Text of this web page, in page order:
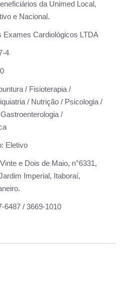
da Unimed Local,
e Nacional.
Exames Cardiológicos LTDA
4
/ Fisioterapia /
/ Nutrição / Psicologia /
/
Eletivo
e Dois de Maio, n°6331,
Imperial, Itaboraí,
6487 / 3669-1010